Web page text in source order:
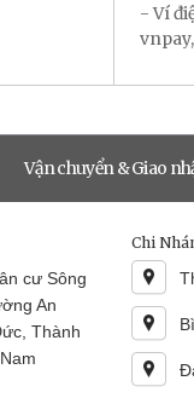
- Ví
Vận chuyển & Giao
cư Sông
An
Thành
Chi